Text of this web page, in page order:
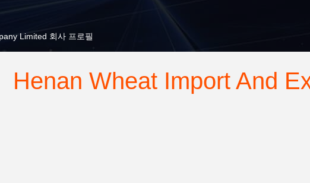
Limited 회사 프로필
Henan Wheat Import And